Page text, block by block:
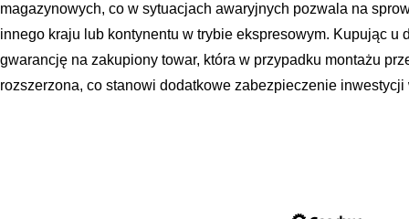
magazynowych, co w sytuacjach awaryjnych pozwala na
innego kraju lub kontynentu w trybie ekspresowym. Kupując u
gwarancję na zakupiony towar, która w przypadku montażu
rozszerzona, co stanowi dodatkowe zabezpieczenie inwestycji